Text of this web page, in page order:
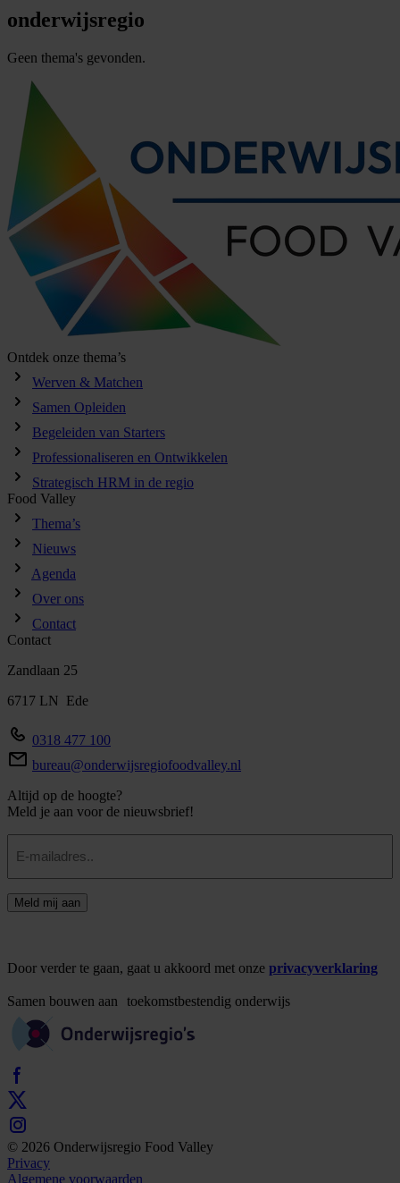
onderwijsregio
Geen thema's gevonden.
Ontdek onze thema’s
Werven & Matchen
Samen Opleiden
Begeleiden van Starters
Professionaliseren en Ontwikkelen
Strategisch HRM in de regio
Food Valley
Thema’s
Nieuws
Agenda
Over ons
Contact
Contact
Zandlaan 25
6717 LN Ede
0318 477 100
bureau@onderwijsregiofoodvalley.nl
Altijd op de hoogte?
Meld je aan voor de nieuwsbrief!
mailadres
Meld mij aan
Door verder te gaan, gaat u akkoord met onze privacyverklaring
Samen bouwen aan toekomstbestendig onderwijs
© 2026 Onderwijsregio Food Valley
Privacy
Algemene voorwaarden